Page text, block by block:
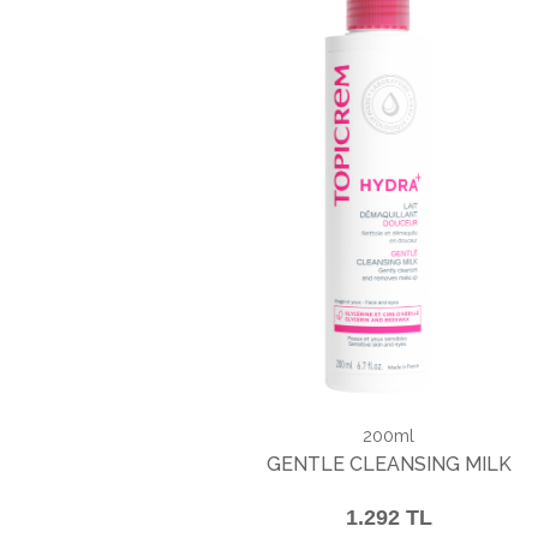
200ml
GENTLE CLEANSING MILK
1.292 TL